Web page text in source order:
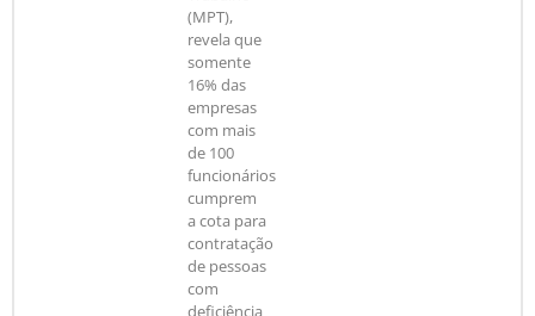
(MPT),
revela que
somente
16% das
empresas
com mais
de 100
funcionários
cumprem
a cota para
contratação
de pessoas
com
deficiência